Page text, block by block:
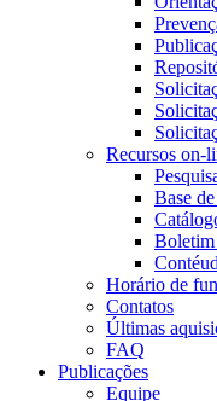
Recursos on-
Base
Horário de
Contatos
Últimas
FAQ
Publicações
Equipe